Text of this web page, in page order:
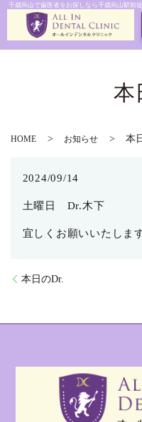
千歳烏山で歯医者をお探しなら千歳烏山駅前
本
HOME お知らせ 本
2024/09/14
土曜日 Dr.木下
宜しくお願いいたしま
本日のDr.